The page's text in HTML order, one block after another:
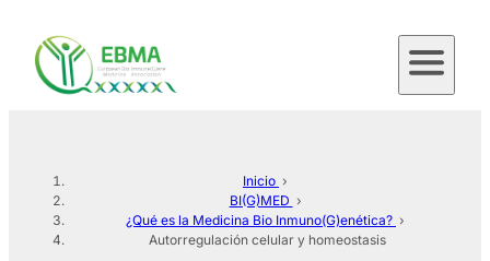
contenido
Inicio ›
BI(G)MED ›
¿Qué es la Medicina Bio Inmuno(G)enética? ›
Autorregulación celular y homeostasis